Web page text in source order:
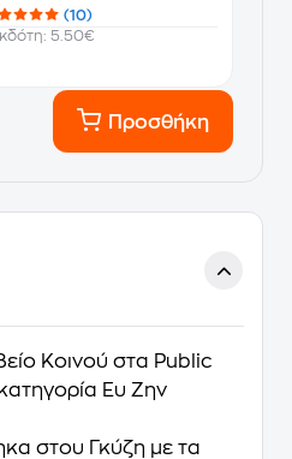
(10)
5.50€
Προσθήκη
Κοινού στα Public
Ευ Ζην
στου Γκύζη με τα